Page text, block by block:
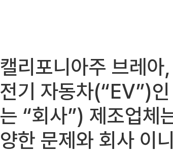
캘리포니아주 브레
전기 자동차
는 “회사”) 제조업
양한 ​​문제와 회사 이